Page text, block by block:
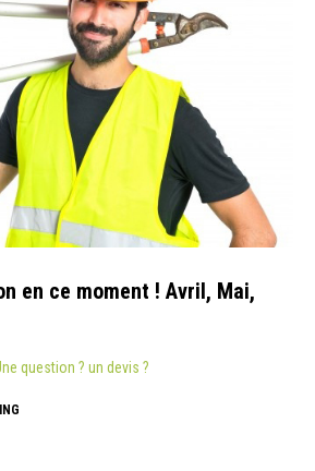
en ce moment ! Avril, Mai,
question ? un devis ?